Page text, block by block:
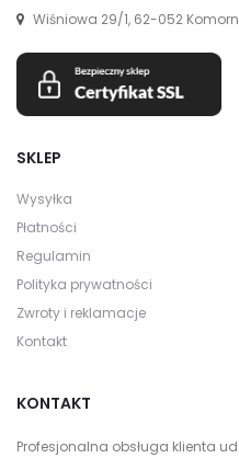
Wiśniowa 29/1, 62-052
SKLEP
Wysyłka
Płatności
Regulamin
Polityka prywatności
Zwroty i reklamacje
Kontakt
KONTAKT
Profesjonalna obsługa klienta